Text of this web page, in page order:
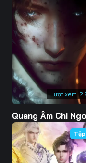
49
52
55
58
61
64
67
70
Lượt xem:
Quang Âm Chi